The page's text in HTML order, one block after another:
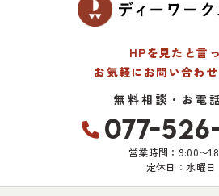
HPを見たと言
お気軽にお問い合わ
無料相談・お電
077-
営業時間：9:00〜
定休日：水曜日